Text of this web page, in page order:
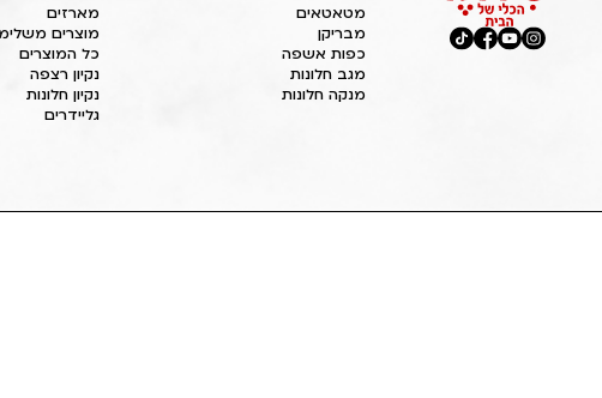
מטאטאים
מבריקן
כפות אשפה
מגב חלונות
מנקה חלונות
מארזים
מוצרים
כל המוצרים
נקיון רצפה
נקיון חלונות
גליידרים